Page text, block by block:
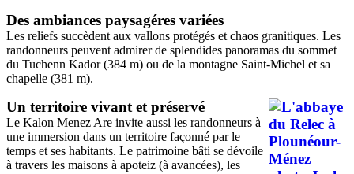
Des ambiances paysagéres variées
Les reliefs succèdent aux vallons protégés et chaos granitiques. Les
randonneurs peuvent admirer de splendides panoramas du sommet
du Tuchenn Kador (384 m) ou de la montagne Saint-Michel et sa
chapelle (381 m).
Un territoire vivant et préservé
Le Kalon Menez Are invite aussi les randonneurs à
une immersion dans un territoire façonné par le
temps et ses habitants. Le patrimoine bâti se dévoile
à travers les maisons à apoteiz (à avancées), les